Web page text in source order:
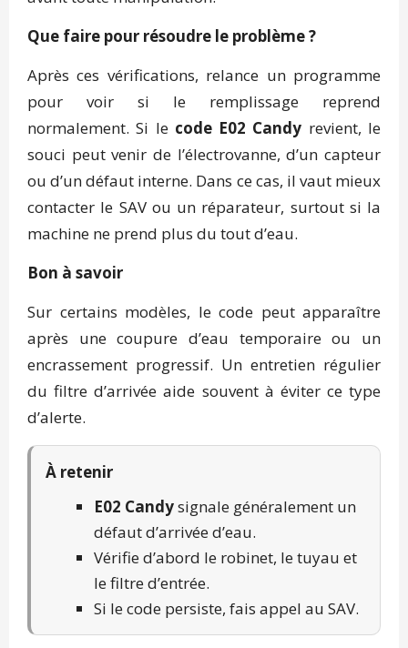
Que faire pour résoudre le problème ?
Après ces vérifications, relance un programme
pour voir si le remplissage reprend
normalement. Si le code E02 Candy revient, le
souci peut venir de l’électrovanne, d’un capteur
ou d’un défaut interne. Dans ce cas, il vaut mieux
contacter le SAV ou un réparateur, surtout si la
machine ne prend plus du tout d’eau.
Bon à savoir
Sur certains modèles, le code peut apparaître
après une coupure d’eau temporaire ou un
encrassement progressif. Un entretien régulier
du filtre d’arrivée aide souvent à éviter ce type
d’alerte.
À retenir
E02 Candysignale généralement un
défaut d’arrivée d’eau.
Vérifie d’abord le robinet, le tuyau et
le filtre d’entrée.
Si le code persiste, fais appel au SAV.